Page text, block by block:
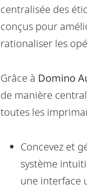
centralisée des
conçus pour
rationaliser les
Grâce à Domino
de manière
toutes les
Concevez et
système
une interface